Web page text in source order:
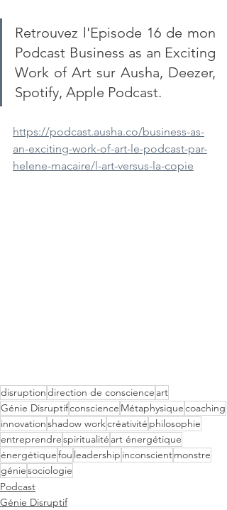
Retrouvez l'Episode 16 de mon
Podcast Business as an Exciting
Work of Art sur Ausha, Deezer,
Spotify, Apple Podcast.
https://podcast.ausha.co/business-as-
an-exciting-work-of-art-le-podcast-par-
helene-macaire/l-art-versus-la-copie
disruptiondirection de conscience art
Génie Disruptifconscience Métaphysiquecoaching
innovationshadow workcréativité philosophie
entreprendrespiritualité art énergétique
énergétiquefou leadership inconscientmonstre
géniesociologie
Podcast
Génie Disruptif